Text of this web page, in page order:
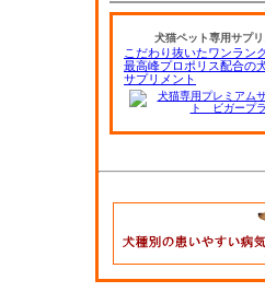
犬猫ペット専用サプリ
こだわり抜いたワンラン
最高峰プロポリス配合の
サプリメント